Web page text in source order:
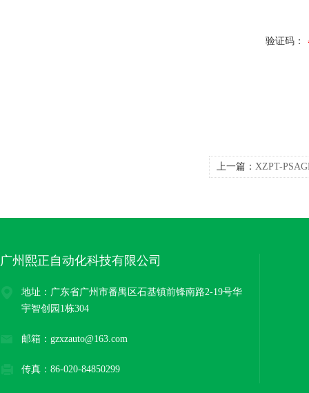
验证码：
上一篇： XZPT-
广州熙正自动化科技有限公司
地址：广东省广州市番禺区石基镇前锋南路2-19号华
宇智创园1栋304
邮箱：gzxzauto@163.com
传真：86-020-84850299